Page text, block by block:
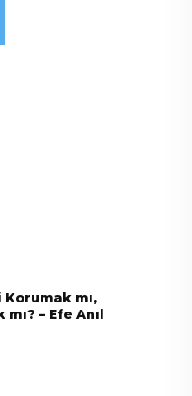
mı,
– Efe Anıl